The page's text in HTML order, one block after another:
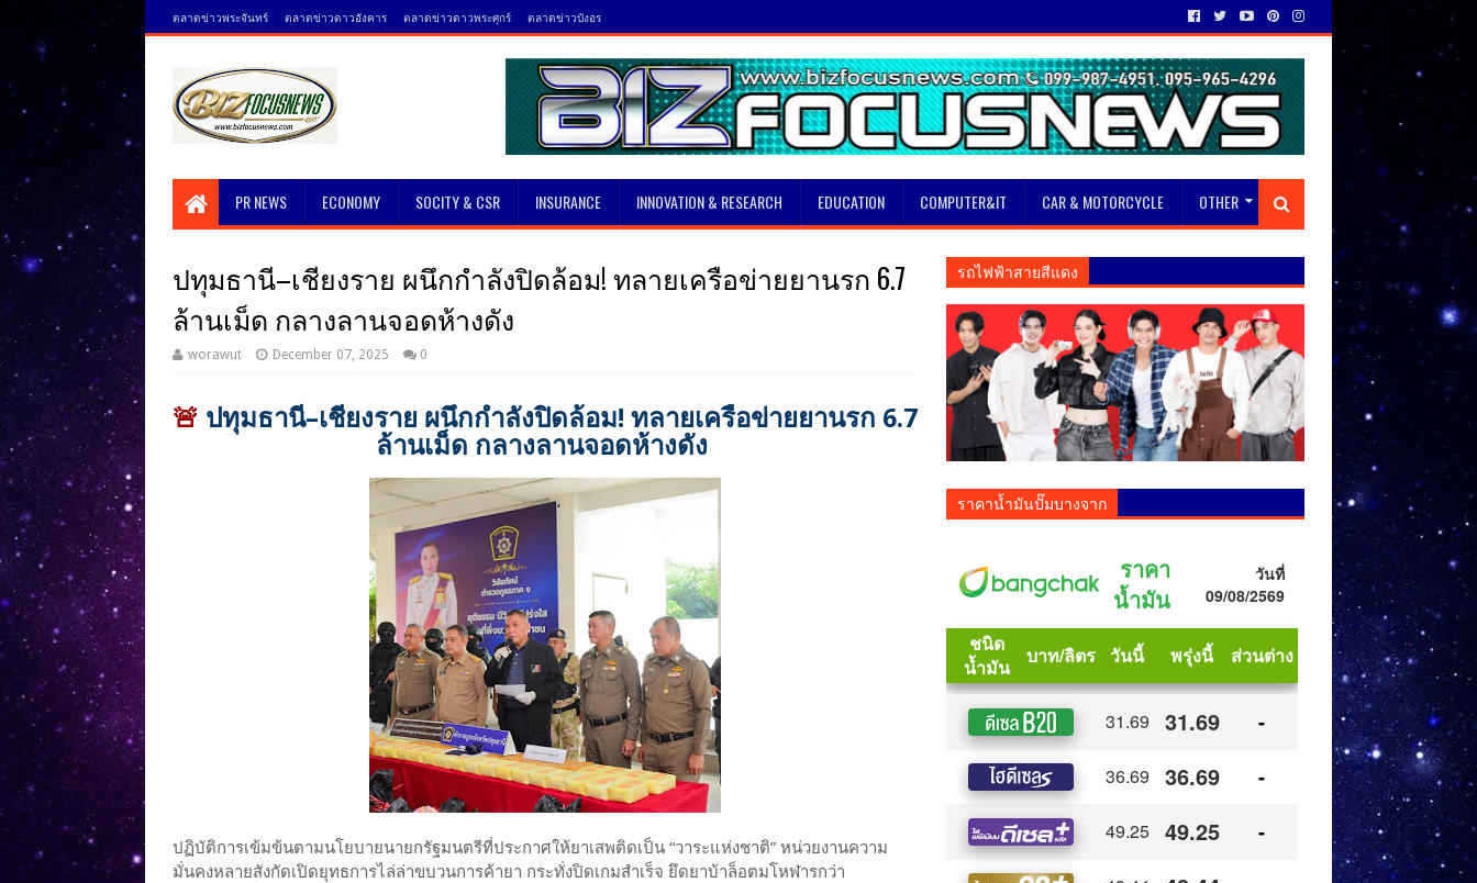
ตลาดข่าวพระจันทร์ ตลาดข่าวดาวอังคาร ตลาดข่าวดาวพระศุกร์ ตลาดข่าวบังอร
PR NEWS ECONOMY SOCITY & CSR INSURANCE INNOVATION & RESEARCH EDUCATION COMPUTER&IT CAR & MOTORCYCLE OTHER
ปทุมธานี–เชียงราย ผนึกกำลังปิดล้อม! ทลายเครือข่ายยานรก 6.7
ล้านเม็ด กลางลานจอดห้างดัง
worawut December 07, 2025 0
🚨 ปทุมธานี–เชียงราย ผนึกกำลังปิดล้อม! ทลายเครือข่ายยานรก 6.7
ล้านเม็ด กลางลานจอดห้างดัง
ปฏิบัติการเข้มข้นตามนโยบายนายกรัฐมนตรีที่ประกาศให้ยาเสพติดเป็น “วาระแห่งชาติ” หน่วยงานความ
มั่นคงหลายสังกัดเปิดยุทธการไล่ล่าขบวนการค้ายา กระทั่งปิดเกมสำเร็จ ยึดยาบ้าล็อตมโหฬารกว่า
รถไฟฟ้าสายสีแดง
ราคาน้ำมันปั๊มบางจาก